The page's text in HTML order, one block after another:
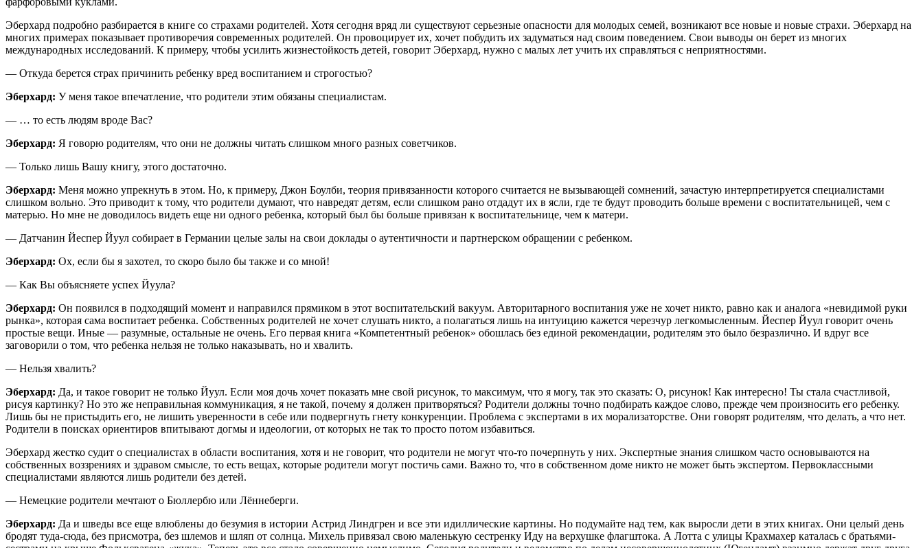
Эберхард подробно разбирается в книге со страхами родителей. Хотя сегодня вряд ли существуют серьезные опасности для молодых семей, возникают все новые и новые страхи. Эберхард на
многих примерах показывает противоречия современных родителей. Он провоцирует их, хочет побудить их задуматься над своим поведением. Свои выводы он берет из многих
международных исследований. К примеру, чтобы усилить жизнестойкость детей, говорит Эберхард, нужно с малых лет учить их справляться с неприятностями.
— Откуда берется страх причинить ребенку вред воспитанием и строгостью?
Эберхард: У меня такое впечатление, что родители этим обязаны специалистам.
— … то есть людям вроде Вас?
Эберхард: Я говорю родителям, что они не должны читать слишком много разных советчиков.
— Только лишь Вашу книгу, этого достаточно.
Эберхард: Меня можно упрекнуть в этом. Но, к примеру, Джон Боулби, теория привязанности которого считается не вызывающей сомнений, зачастую интерпретируется специалистами
слишком вольно. Это приводит к тому, что родители думают, что навредят детям, если слишком рано отдадут их в ясли, где те будут проводить больше времени с воспитательницей, чем с
матерью. Но мне не доводилось видеть еще ни одного ребенка, который был бы больше привязан к воспитательнице, чем к матери.
— Датчанин Йеспер Йуул собирает в Германии целые залы на свои доклады о аутентичности и партнерском обращении с ребенком.
Эберхард: Ох, если бы я захотел, то скоро было бы также и со мной!
— Как Вы объясняете успех Йуула?
Эберхард: Он появился в подходящий момент и направился прямиком в этот воспитательский вакуум. Авторитарного воспитания уже не хочет никто, равно как и аналога «невидимой руки
рынка», которая сама воспитает ребенка. Собственных родителей не хочет слушать никто, а полагаться лишь на интуицию кажется черезчур легкомысленным. Йеспер Йуул говорит очень
простые вещи. Иные — разумные, остальные не очень. Его первая книга «Компетентный ребенок» обошлась без единой рекомендации, родителям это было безразлично. И вдруг все
заговорили о том, что ребенка нельзя не только наказывать, но и хвалить.
— Нельзя хвалить?
Эберхард: Да, и такое говорит не только Йуул. Если моя дочь хочет показать мне свой рисунок, то максимум, что я могу, так это сказать: О, рисунок! Как интересно! Ты стала счастливой,
рисуя картинку? Но это же неправильная коммуникация, я не такой, почему я должен притворяться? Родители должны точно подбирать каждое слово, прежде чем произносить его ребенку.
Лишь бы не пристыдить его, не лишить уверенности в себе или подвергнуть гнету конкуренции. Проблема с экспертами в их морализаторстве. Они говорят родителям, что делать, а что нет.
Родители в поисках ориентиров впитывают догмы и идеологии, от которых не так то просто потом избавиться.
Эберхард жестко судит о специалистах в области воспитания, хотя и не говорит, что родители не могут что-то почерпнуть у них. Экспертные знания слишком часто основываются на
собственных воззрениях и здравом смысле, то есть вещах, которые родители могут постичь сами. Важно то, что в собственном доме никто не может быть экспертом. Первоклассными
специалистами являются лишь родители без детей.
— Немецкие родители мечтают о Бюллербю или Лённеберги.
Эберхард: Да и шведы все еще влюблены до безумия в истории Астрид Линдгрен и все эти идиллические картины. Но подумайте над тем, как выросли дети в этих книгах. Они целый день
бродят туда-сюда, без присмотра, без шлемов и шляп от солнца. Михель привязал свою маленькую сестренку Иду на верхушке флагштока. А Лотта с улицы Крахмахер каталась с братьями-